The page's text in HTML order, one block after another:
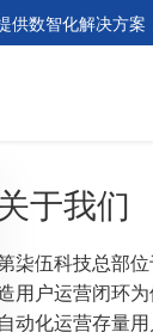
数智化解决方
关于我们
柒伍科技总部
用户运营闭环
自动化运营存量